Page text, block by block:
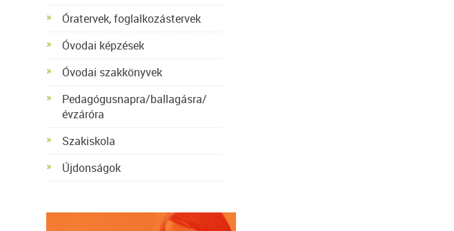
Óratervek, foglalkozástervek
Óvodai képzések
Óvodai szakkönyvek
Pedagógusnapra/ballagásra/
évzáróra
Szakiskola
Újdonságok